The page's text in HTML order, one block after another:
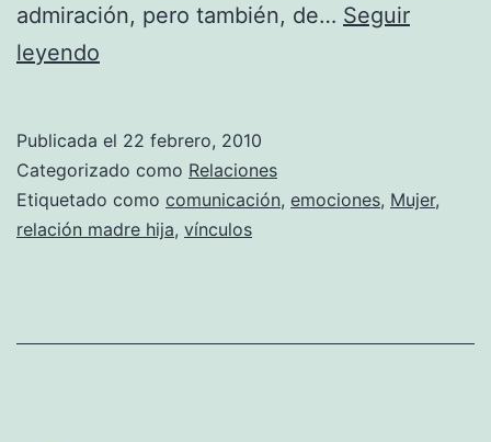
admiración, pero también, de… Seguir
leyendo
las
madres
no
Publicada el 22 febrero, 2010
Categorizado como Relaciones
Etiquetado como comunicación, emociones, Mujer,
relación madre hija, vínculos